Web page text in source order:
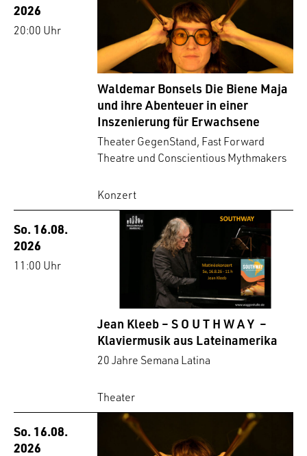
2026
20:00 Uhr
Waldemar Bonsels Die Biene Maja
und ihre Abenteuer in einer
Inszenierung für Erwachsene
Theater GegenStand, Fast Forward
Theatre und Conscientious Mythmakers
Konzert
So. 16.08.
2026
11:00 Uhr
Jean Kleeb – S O U T H W A Y –
Klaviermusik aus Lateinamerika
20 Jahre Semana Latina
Theater
So. 16.08.
2026